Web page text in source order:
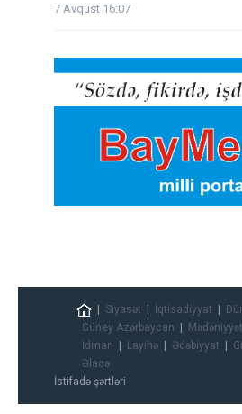
7 Avqust 16:07
Siyasət İqtisadiyyat
Güney Azərbaycan
Mədəniyyət
İdman
Layihə Ədəbiyyat
Əlaqə
İstifadə şərtləri